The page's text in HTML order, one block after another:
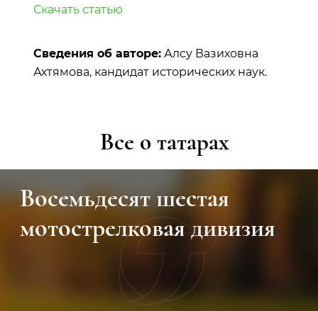
Скачать статью
Сведения об авторе: Алсу Вазиховна
Ахтямова, кандидат исторических наук.
Все о татарах
Восемьдесят шестая
мотострелковая дивизия